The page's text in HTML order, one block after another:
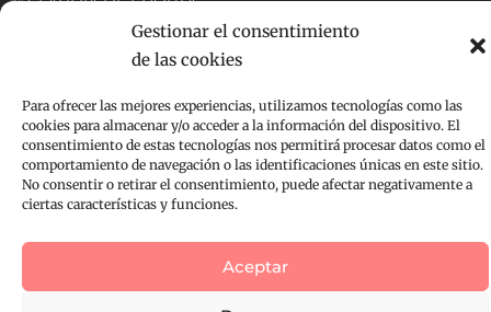
Gestionar el consentimiento
de las cookies
Para ofrecer las mejores experiencias, utilizamos tecnologías como las
cookies para almacenar y/o acceder a la información del dispositivo. El
consentimiento de estas tecnologías nos permitirá procesar datos como el
comportamiento de navegación o las identificaciones únicas en este sitio.
No consentir o retirar el consentimiento, puede afectar negativamente a
ciertas características y funciones.
Aceptar
Todos los derechos reservados | Web diseñada por